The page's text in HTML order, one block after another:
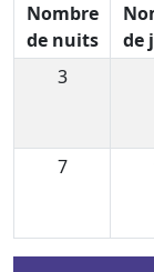
Nombre
de nuits
de
3
7